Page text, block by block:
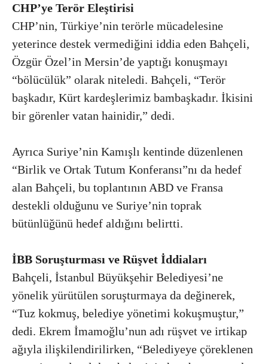
CHP’ye Terör Eleştirisi
CHP’nin, Türkiye’nin terörle mücadelesine
yeterince destek vermediğini iddia eden Bahçeli,
Özgür Özel’in Mersin’de yaptığı konuşmayı
“bölücülük” olarak niteledi. Bahçeli, “Terör
başkadır, Kürt kardeşlerimiz bambaşkadır. İkisini
bir görenler vatan hainidir,” dedi.
Ayrıca Suriye’nin Kamışlı kentinde düzenlenen
“Birlik ve Ortak Tutum Konferansı”nı da hedef
alan Bahçeli, bu toplantının ABD ve Fransa
destekli olduğunu ve Suriye’nin toprak
bütünlüğünü hedef aldığını belirtti.
İBB Soruşturması ve Rüşvet İddiaları
Bahçeli, İstanbul Büyükşehir Belediyesi’ne
yönelik yürütülen soruşturmaya da değinerek,
“Tuz kokmuş, belediye yönetimi kokuşmuştur,”
dedi. Ekrem İmamoğlu’nun adı rüşvet ve irtikap
ağıyla ilişkilendirilirken, “Belediyeye çöreklenen